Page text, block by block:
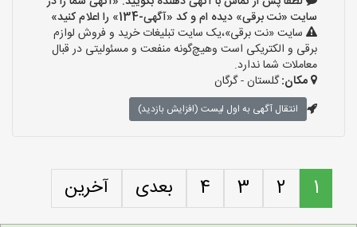
سایت «نت برقی» دیده ام و کد «آگهی-134» را اعلام کنید»
سایت «نت برقی»،یک سایت تبلیغات خرید و فروش لوازم
برقی و الکتریکی است وهیچ‌گونه منفعت و مسئولیتی در قبال
معاملات شما ندارد.
مکان:گلستان - گرگان
انتقال آگهی به اول لیست (افزایش بازدید)
1
2
3
4 بعدی آخرین